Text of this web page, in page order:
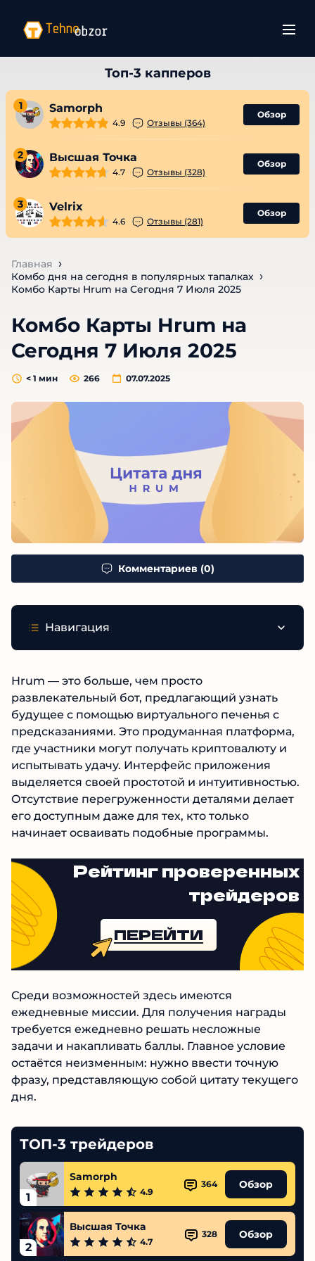
1 Samorph
4.9 Отзывы (364)
Обзор
2 Высшая Точка
4.7 Отзывы (328)
Обзор
3 Velrix
4.6 Отзывы (281)
Обзор
Главная
Комбо дня на сегодня в популярных тапалках
Комбо Карты Hrum на Сегодня 7 Июля 2025
Комбо Карты Hrum на
Сегодня 7 Июля 2025
07.07.2025
< 1 мин 266
Комментариев (0)
Навигация
Hrum — это больше, чем просто
развлекательный бот, предлагающий узнать
будущее с помощью виртуального печенья с
предсказаниями. Это продуманная платформа,
где участники могут получать криптовалюту и
испытывать удачу. Интерфейс приложения
выделяется своей простотой и интуитивностью.
Отсутствие перегруженности деталями делает
его доступным даже для тех, кто только
начинает осваивать подобные программы.
Рейтинг проверенных
трейдеров
ПЕРЕЙТИ
Среди возможностей здесь имеются
ежедневные миссии. Для получения награды
требуется ежедневно решать несложные
задачи и накапливать баллы. Главное условие
остаётся неизменным: нужно ввести точную
фразу, представляющую собой цитату текущего
дня.
ТОП-3 трейдеров
1
Samorph
4.9
364 Обзор
2
Высшая Точка
4.7
328 Обзор